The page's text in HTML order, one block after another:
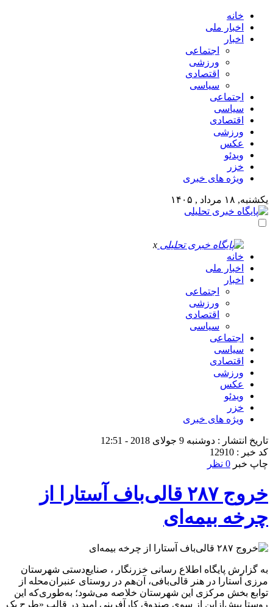
خانه
اخبار ملی
اخبار
اجتماعی
ورزشی
اقتصادی
سیاسی
اجتماعی
سیاسی
اقتصادی
ورزشی
عکس
ویدئو
خزر
ویژه های خبری
یکشنبه, ۱۸ مرداد , ۱۴۰۵
x
خانه
اخبار ملی
اخبار
اجتماعی
ورزشی
اقتصادی
سیاسی
اجتماعی
سیاسی
اقتصادی
ورزشی
عکس
ویدئو
خزر
ویژه های خبری
تاریخ انتشار : دوشنبه 9 جولای 2018 - 12:51
کد خبر : 12910
چاپ خبر 0 نظر
خروج ۲۸۷ قالی‌باف آستارا از
چرخه بیمه‌ای
به گزارش پایگاه اطلاع رسانی خزرنگار ، صنایع‌دستی شهرستان
مرزی آستارا در هنر قالی‌بافی، آن‌هم در روستای عنبران‌محله از
توابع بخش مرکزی این شهرستان خلاصه می‌شود؛ به‌طوری‌که این
روستا پیش‌ازاین از سوی صندوق کارآفرینی امید در قالب «طرح یک